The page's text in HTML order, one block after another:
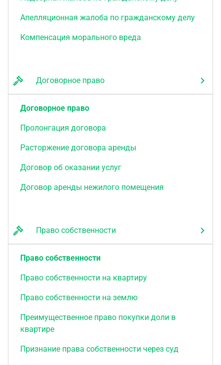
Апелляционная жалоба по гражданскому делу
Компенсация морального вреда
Договорное право
Договорное право
Пролонгация договора
Расторжение договора аренды
Договор об оказании услуг
Договор аренды нежилого помещения
Право собственности
Право собственности
Право собственности на квартиру
Право собственности на землю
Преимущественное право покупки доли в
квартире
Признание права собственности через суд